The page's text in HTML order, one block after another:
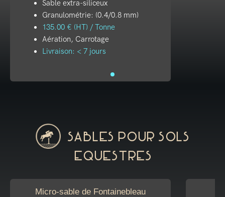
Sable extra-siliceux
Granulométrie: (0.4/0.8 mm)
135.00 € (HT) / Tonne
Aération, Carrotage
Livraison: < 7 jours
Sables pour sols
equestres
Micro-sable de Fontainebleau